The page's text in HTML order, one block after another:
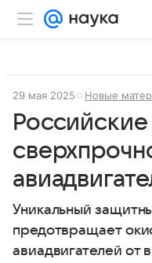
29 мая 2025 Новые
Уникальный
предотвращает
авиадвигателей от